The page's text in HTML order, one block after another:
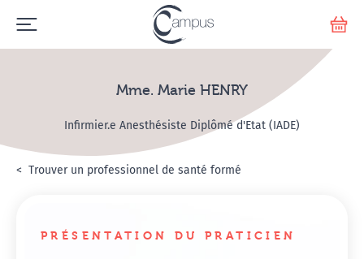
Mme. Marie HENRY
Infirmier.e Anesthésiste Diplômé d'Etat (IADE)
Accueil
Annuaire Hypnosanté
Trouver un professionnel de santé formé
PRÉSENTATION DU PRATICIEN